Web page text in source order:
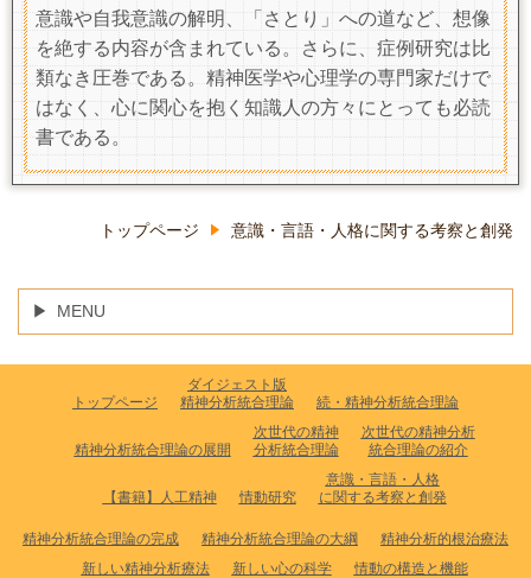
意識や自我意識の解明、「さとり」への道など、想像
を絶する内容が含まれている。さらに、症例研究は比
類なき圧巻である。精神医学や心理学の専門家だけで
はなく、心に関心を抱く知識人の方々にとっても必読
書である。
トップページ 意識・言語・人格に関する考察と創発
MENU
トップページ
ダイジェスト版
精神分析統合理論
続・精神分析統合理論
精神分析統合理論の展開
次世代の精神
分析統合理論
次世代の精神分析
統合理論の紹介
【書籍】人工精神 情動研究
意識・言語・人格
に関する考察と創発
精神分析統合理論の完成 精神分析統合理論の大綱
精神分析的根治療法
新しい精神分析療法
新しい心の科学
情動の構造と機能